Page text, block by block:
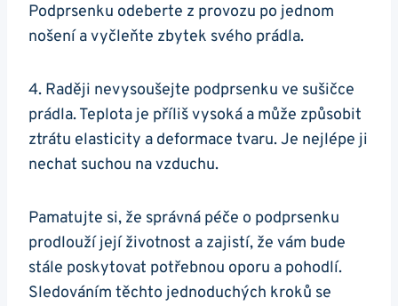
Podprsenku odeberte z provozu po jednom
nošení a vyčleňte zbytek svého prádla.
4. Raději nevysoušejte podprsenku ve sušičce
prádla. Teplota je příliš vysoká a může způsobit
ztrátu elasticity a deformace tvaru. Je nejlépe ji
nechat suchou na vzduchu.
Pamatujte si, že správná péče o podprsenku
prodlouží její životnost a zajistí, že vám bude
stále poskytovat potřebnou oporu a pohodlí.
Sledováním těchto jednoduchých kroků se